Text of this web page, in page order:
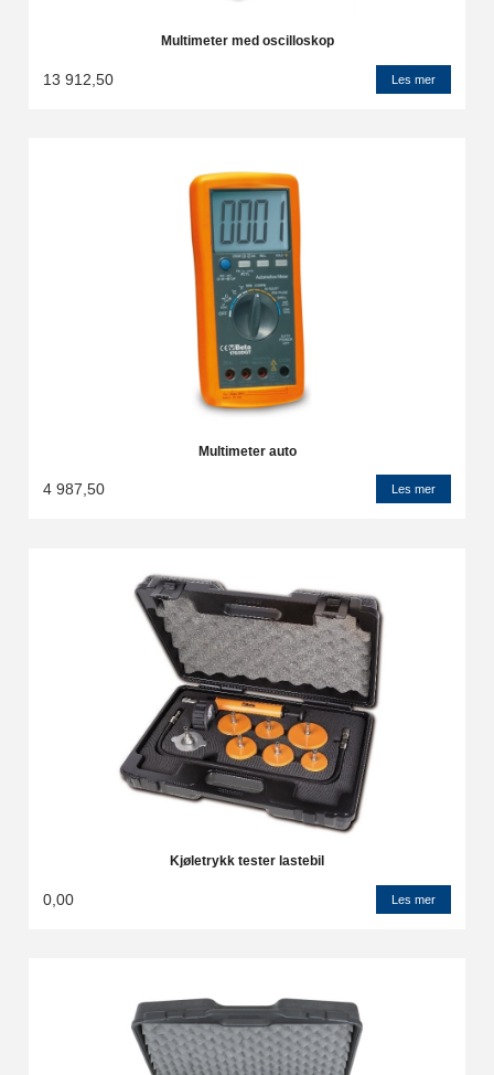
Multimeter med oscilloskop
13 912,50 Les mer
Multimeter auto
4 987,50 Les mer
Kjøletrykk tester lastebil
0,00 Les mer